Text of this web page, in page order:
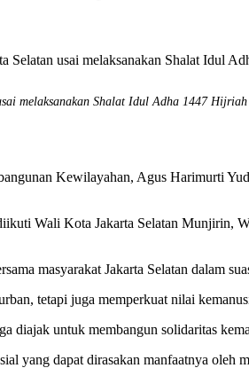
melaksanakan Shalat Idul Adha 1447
Kewilayahan, Agus Harimurti
Wali Kota Jakarta Selatan Munjirin,
masyarakat Jakarta Selatan dalam
tetapi juga memperkuat nilai
diajak untuk membangun solidaritas
yang dapat dirasakan manfaatnya oleh